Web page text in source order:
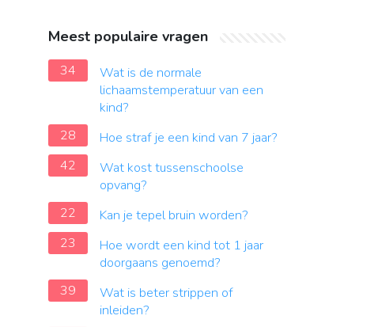
Meest populaire vragen
34
Wat is de normale
lichaamstemperatuur van een
kind?
28
Hoe straf je een kind van 7 jaar?
42
Wat kost tussenschoolse
opvang?
22
Kan je tepel bruin worden?
23
Hoe wordt een kind tot 1 jaar
doorgaans genoemd?
39
Wat is beter strippen of
inleiden?